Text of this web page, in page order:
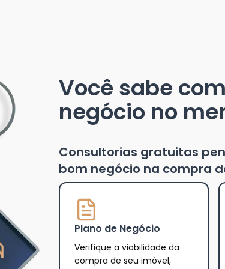
Você sabe
negócio no
Consultorias gratuitas
bom negócio na compra
Plano de Negócio
Verifique a viabilidade da
compra de seu imóvel,